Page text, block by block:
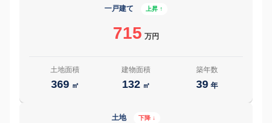
一戸建て 上昇 ↑
715 万円
土地面積
369 ㎡
建物面積
132 ㎡
築年数
39 年
土地 下降 ↓